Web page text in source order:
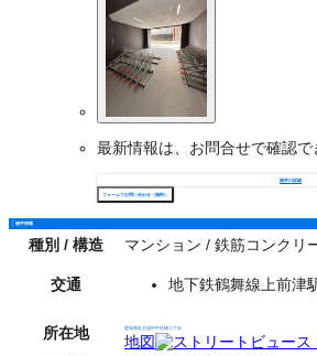
最新情報は、お問合せで確認で
物件の詳細
フォームでお問い合わせ（無料）
物件情報
種別 / 構造 マンション / 鉄筋コンクリ
交通 地下鉄鶴舞線上前津
所在地 愛知県名古屋市中区橘１丁目
地図
ス